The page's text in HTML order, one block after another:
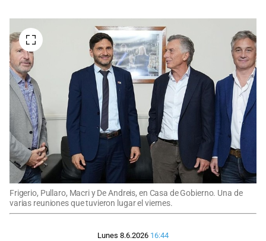
Frigerio, Pullaro, Macri y De Andreis, en Casa de Gobierno. Una de
varias reuniones que tuvieron lugar el viernes.
Lunes 8.6.2026 16:44